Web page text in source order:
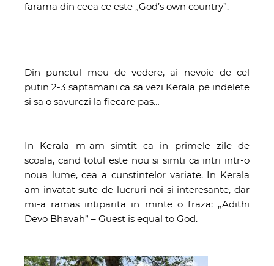
farama din ceea ce este „God’s own country”.
Din punctul meu de vedere, ai nevoie de cel
putin 2-3 saptamani ca sa vezi Kerala pe indelete
si sa o savurezi la fiecare pas…
In Kerala m-am simtit ca in primele zile de
scoala, cand totul este nou si simti ca intri intr-o
noua lume, cea a cunstintelor variate. In Kerala
am invatat sute de lucruri noi si interesante, dar
mi-a ramas intiparita in minte o fraza: „Adithi
Devo Bhavah” – Guest is equal to God.